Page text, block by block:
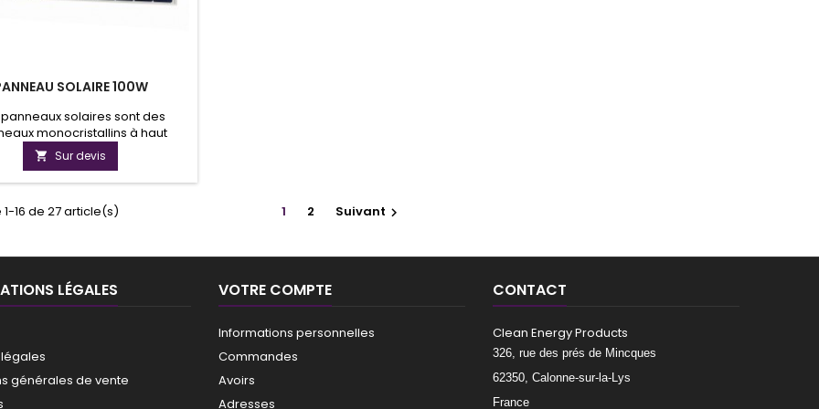
SOLAIRE 100W
solaires sont des
monocristallins à haut
de 12 volts. Ils vous
l'énergie nécessaire même
nuageux pour charger vos
électriques de la vie
résistance....
 Sur devis
16 de 27 article(s) 1 2 Suivant 
LÉGALES
générales de vente
VOTRE COMPTE
Informations personnelles
Commandes
Avoirs
Adresses
CONTACT
Clean Energy Products
326, rue des prés de Mincques
62350, Calonne-sur-la-Lys
France